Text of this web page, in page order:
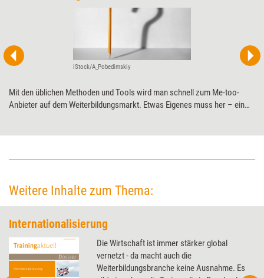
iStock/A_Pobedimskiy
Mit den üblichen Methoden und Tools wird man schnell zum Me-too-
Anbieter auf dem Weiterbildungsmarkt. Etwas Eigenes muss her – ein
Weitere Inhalte zum Thema:
Internationalisierung
Die Wirtschaft ist immer stärker global
vernetzt - da macht auch die
Weiterbildungsbranche keine Ausnahme. Es